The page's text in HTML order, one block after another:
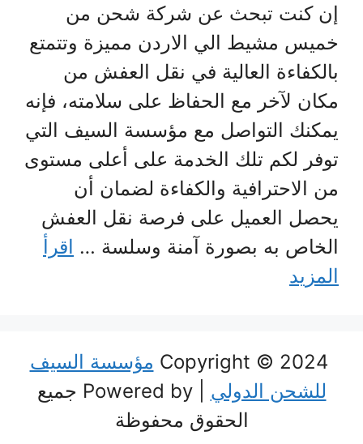
إن كنت تبحث عن شركة شحن من
خميس مشيط الي الاردن مميزة وتتمتع
بالكفاءة العالية في نقل العفش من
مكان لآخر مع الحفاظ على سلامته، فإنه
يمكنك التواصل مع مؤسسة السيف التي
توفر لكم تلك الخدمة على أعلى مستوى
من الاحترافية والكفاءة لضمان أن
يحصل العميل على فرصة نقل العفش
الخاص به بصورة آمنة وسلسة … اقرأ
المزيد
مؤسسة السيف
للشحن الدولي
| Powered by جميع
الحقوق محفوظة